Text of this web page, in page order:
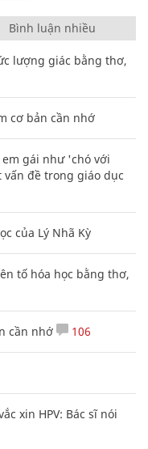
Bình luận nhiều
lượng giác bằng thơ,
cơ bản cần nhớ
gái như 'chó với
đề trong giáo dục
của Lý Nhã Kỳ
tố hóa học bằng thơ,
cần nhớ 106
xin HPV: Bác sĩ nói